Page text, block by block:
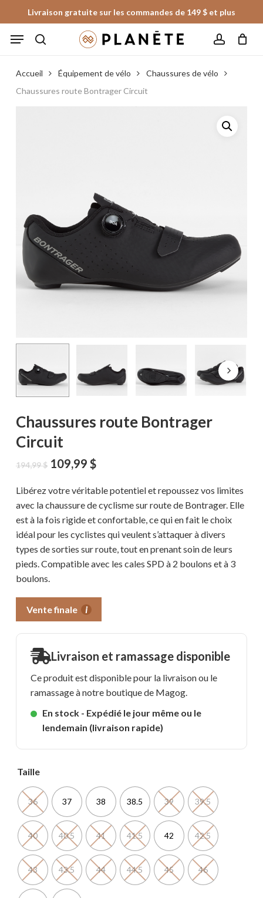
to
main
Livraison gratuite sur les commandes de 149 $ et plus
Menu
Fermer
le
panier
Accueil Équipement de vélo
Chaussures de vélo
Chaussures route Bontrager Circuit
Chaussures route Bontrager
Circuit
194,99$ Le
initial
était :
194,99 $.
109,99 $Le
actuel
est :
109,99 $.
Libérez votre véritable potentiel et repoussez vos limites
avec la chaussure de cyclisme sur route de Bontrager. Elle
est à la fois rigide et confortable, ce qui en fait le choix
idéal pour les cyclistes qui veulent s’attaquer à divers
types de sorties sur route, tout en prenant soin de leurs
pieds. Compatible avec les cales SPD à 2 boulons et à 3
boulons.
Vente finale i
Livraison et ramassage disponible
Ce produit est disponible pour la livraison ou le
ramassage à notre boutique de Magog.
En stock - Expédié le jour même ou le
lendemain (livraison rapide)
Taille
36 37 38 38.5 39 39.5
40 40.5 41 41.5 42 42.5
43 43.5 44 44.5 45 46